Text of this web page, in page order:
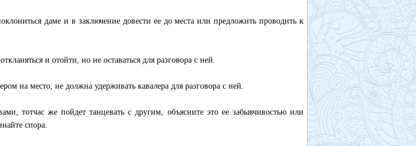
даме и в заключение довести ее до места или предложить проводить к
и отойти, но не оставаться для разговора с ней.
на место, не должна удерживать кавалера для разговора с ней.
тотчас же пойдет танцевать с другим, объясните это ее забывчивостью или
спора.